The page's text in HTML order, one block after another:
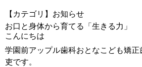
【カテゴリ】お知らせ
お口と身体から育てる「生きる力」
こんにちは
学園前アップル歯科おとなこども矯
吏です。